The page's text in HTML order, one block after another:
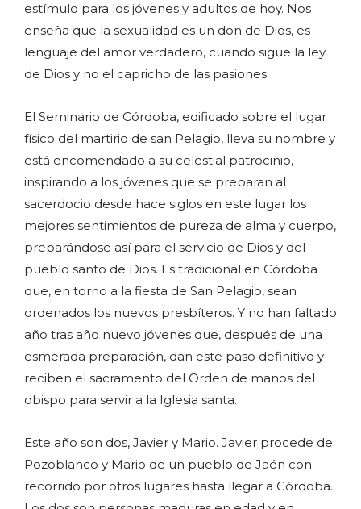
estímulo para los jóvenes y adultos de hoy. Nos
enseña que la sexualidad es un don de Dios, es
lenguaje del amor verdadero, cuando sigue la ley
de Dios y no el capricho de las pasiones.
El Seminario de Córdoba, edificado sobre el lugar
físico del martirio de san Pelagio, lleva su nombre y
está encomendado a su celestial patrocinio,
inspirando a los jóvenes que se preparan al
sacerdocio desde hace siglos en este lugar los
mejores sentimientos de pureza de alma y cuerpo,
preparándose así para el servicio de Dios y del
pueblo santo de Dios. Es tradicional en Córdoba
que, en torno a la fiesta de San Pelagio, sean
ordenados los nuevos presbíteros. Y no han faltado
año tras año nuevo jóvenes que, después de una
esmerada preparación, dan este paso definitivo y
reciben el sacramento del Orden de manos del
obispo para servir a la Iglesia santa.
Este año son dos, Javier y Mario. Javier procede de
Pozoblanco y Mario de un pueblo de Jaén con
recorrido por otros lugares hasta llegar a Córdoba.